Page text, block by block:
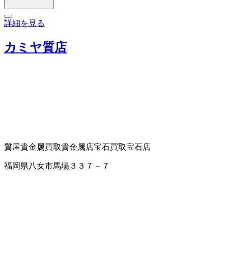
詳細を見る
カミヤ質店
質屋貴金属買取貴金属店宝石買取宝石店
福岡県八女市馬場３３７－７